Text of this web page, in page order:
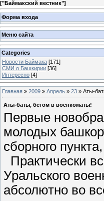
["Баймакский вестник"]
Форма входа
Меню сайта
Categories
Новости Баймака [171]
СМИ о Башкирии [36]
Интересно [4]
Главная » 2009 » Апрель » 23 » Аты-
Аты-баты, бегом в военкоматы!
Первые
молодых
сборного
Практически
Уральского
абсолютно во